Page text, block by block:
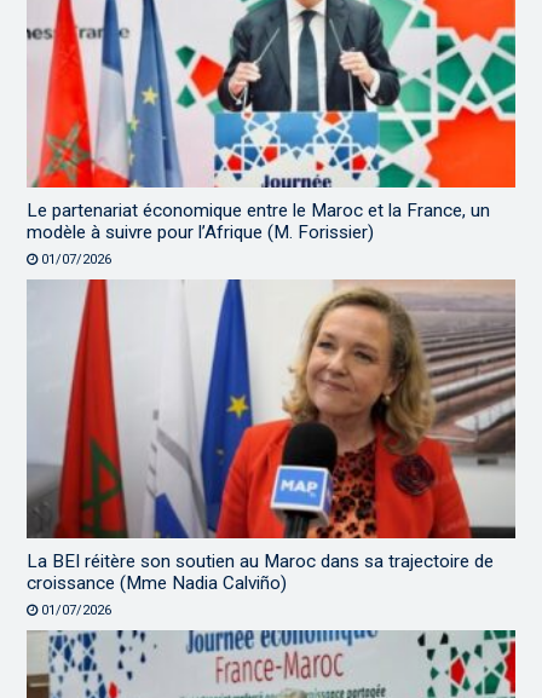
Le partenariat économique entre le Maroc et la France, un
modèle à suivre pour l’Afrique (M. Forissier)
01/07/2026
La BEI réitère son soutien au Maroc dans sa trajectoire de
croissance (Mme Nadia Calviño)
01/07/2026